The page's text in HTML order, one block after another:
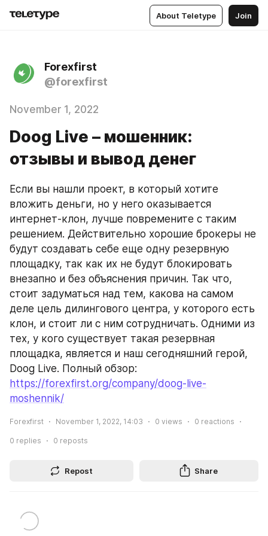
About Teletype Join
Forexfirst
@forexfirst
November 1, 2022
Doog Live – мошенник:
отзывы и вывод денег
Если вы нашли проект, в который хотите
вложить деньги, но у него оказывается
интернет-клон, лучше повремените с таким
решением. Действительно хорошие брокеры не
будут создавать себе еще одну резервную
площадку, так как их не будут блокировать
внезапно и без объяснения причин. Так что,
стоит задуматься над тем, какова на самом
деле цель дилингового центра, у которого есть
клон, и стоит ли с ним сотрудничать. Одними из
тех, у кого существует такая резервная
площадка, является и наш сегодняшний герой,
https://forexfirst.org/company/doog-live-
moshennik/
Forexfirst November 1, 2022, 14:03 0 views 0 reactions
0 replies 0 reposts
Repost Share